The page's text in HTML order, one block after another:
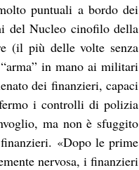
puntuali a bordo dei
del Nucleo cinofilo della
(il più delle volte senza
in mano ai militari
dei finanzieri, capaci
i controlli di polizia
ma non è sfuggito
«Dopo le prime
nervosa, i finanzieri